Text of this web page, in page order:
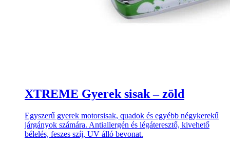
XTREME Gyerek sisak – zöld
Egyszerű gyerek motorsisak, quadok és egyébb négykerekű
járgányok számára. Antiallergén és légáteresztő, kivehető
bélelés, feszes szíj, UV álló bevonat.